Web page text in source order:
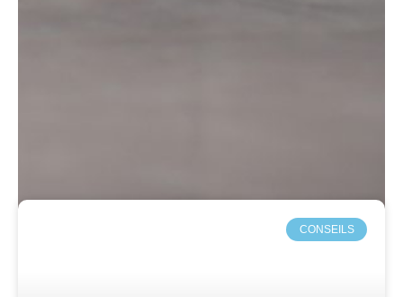
CONSEILS